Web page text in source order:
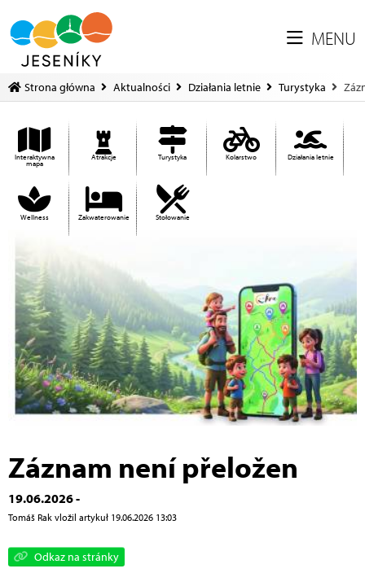
MENU
Strona główna Aktualności Działania letnie Turystyka
Interaktywna
mapa
Atrakcje Turystyka Kolarstwo Działania letnie
Wellness Zakwaterowanie Stołowanie
Záznam není přeložen
19.06.2026 -
Tomáš Rak vložil artykuł 19.06.2026 13:03
Odkaz na stránky